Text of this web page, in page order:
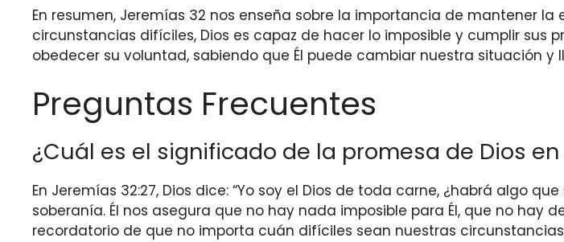
En resumen, Jeremías 32 nos enseña sobre la importancia de mantener
circunstancias difíciles, Dios es capaz de hacer lo imposible y cumplir sus
obedecer su voluntad, sabiendo que Él puede cambiar nuestra situación y
Preguntas Frecuentes
¿Cuál es el significado de la promesa de Dios en
En Jeremías 32:27, Dios dice: “Yo soy el Dios de toda carne, ¿habrá algo
soberanía. Él nos asegura que no hay nada imposible para Él, que no hay
recordatorio de que no importa cuán difíciles sean nuestras